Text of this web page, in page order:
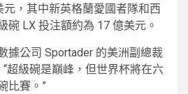
，其中新英格蘭愛國者隊和西
碗 LX 投注額約為 17 億美元。
據公司 Sportader 的美洲副總裁
超級碗是巔峰，但世界杯將在六
比賽。”